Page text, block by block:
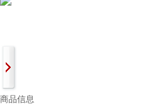
商品信息